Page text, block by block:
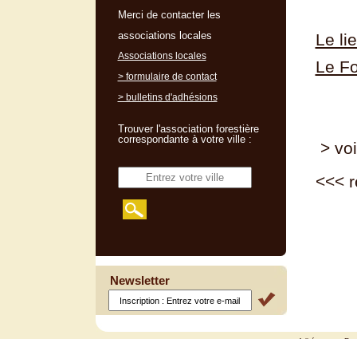
Le
Le
>
<<<
Merci de contacter les
associations locales
Associations locales
> formulaire de contact
> bulletins d'adhésions
Trouver l'association forestière
correspondante à votre ville :
Newsletter